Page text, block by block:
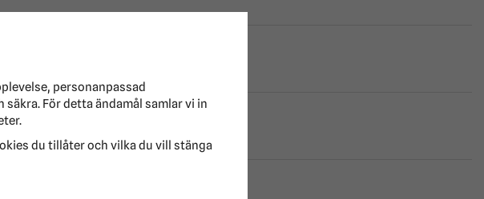
personanpassad
För detta ändamål samlar vi in
du tillåter och vilka du vill stänga